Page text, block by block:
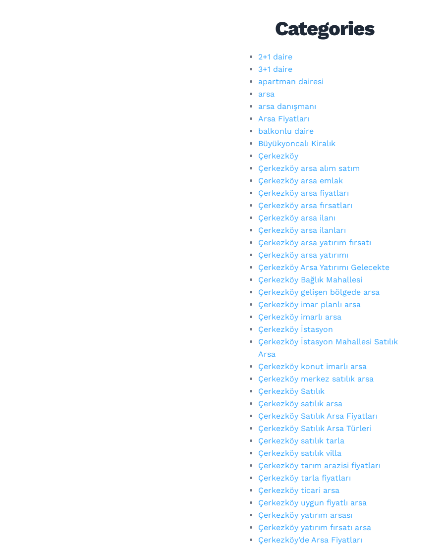
Categories
2+1 daire
3+1 daire
apartman dairesi
arsa
arsa danışmanı
Arsa Fiyatları
balkonlu daire
Büyükyoncalı Kiralık
Çerkezköy
Çerkezköy arsa alım satım
Çerkezköy arsa emlak
Çerkezköy arsa fiyatları
Çerkezköy arsa fırsatları
Çerkezköy arsa ilanı
Çerkezköy arsa ilanları
Çerkezköy arsa yatırım fırsatı
Çerkezköy arsa yatırımı
Çerkezköy Arsa Yatırımı Gelecekte
Çerkezköy Bağlık Mahallesi
Çerkezköy gelişen bölgede arsa
Çerkezköy imar planlı arsa
Çerkezköy imarlı arsa
Çerkezköy İstasyon
Çerkezköy İstasyon Mahallesi Satılık
Arsa
Çerkezköy konut imarlı arsa
Çerkezköy merkez satılık arsa
Çerkezköy Satılık
Çerkezköy satılık arsa
Çerkezköy Satılık Arsa Fiyatları
Çerkezköy Satılık Arsa Türleri
Çerkezköy satılık tarla
Çerkezköy satılık villa
Çerkezköy tarım arazisi fiyatları
Çerkezköy tarla fiyatları
Çerkezköy ticari arsa
Çerkezköy uygun fiyatlı arsa
Çerkezköy yatırım arsası
Çerkezköy yatırım fırsatı arsa
Çerkezköy’de Arsa Fiyatları